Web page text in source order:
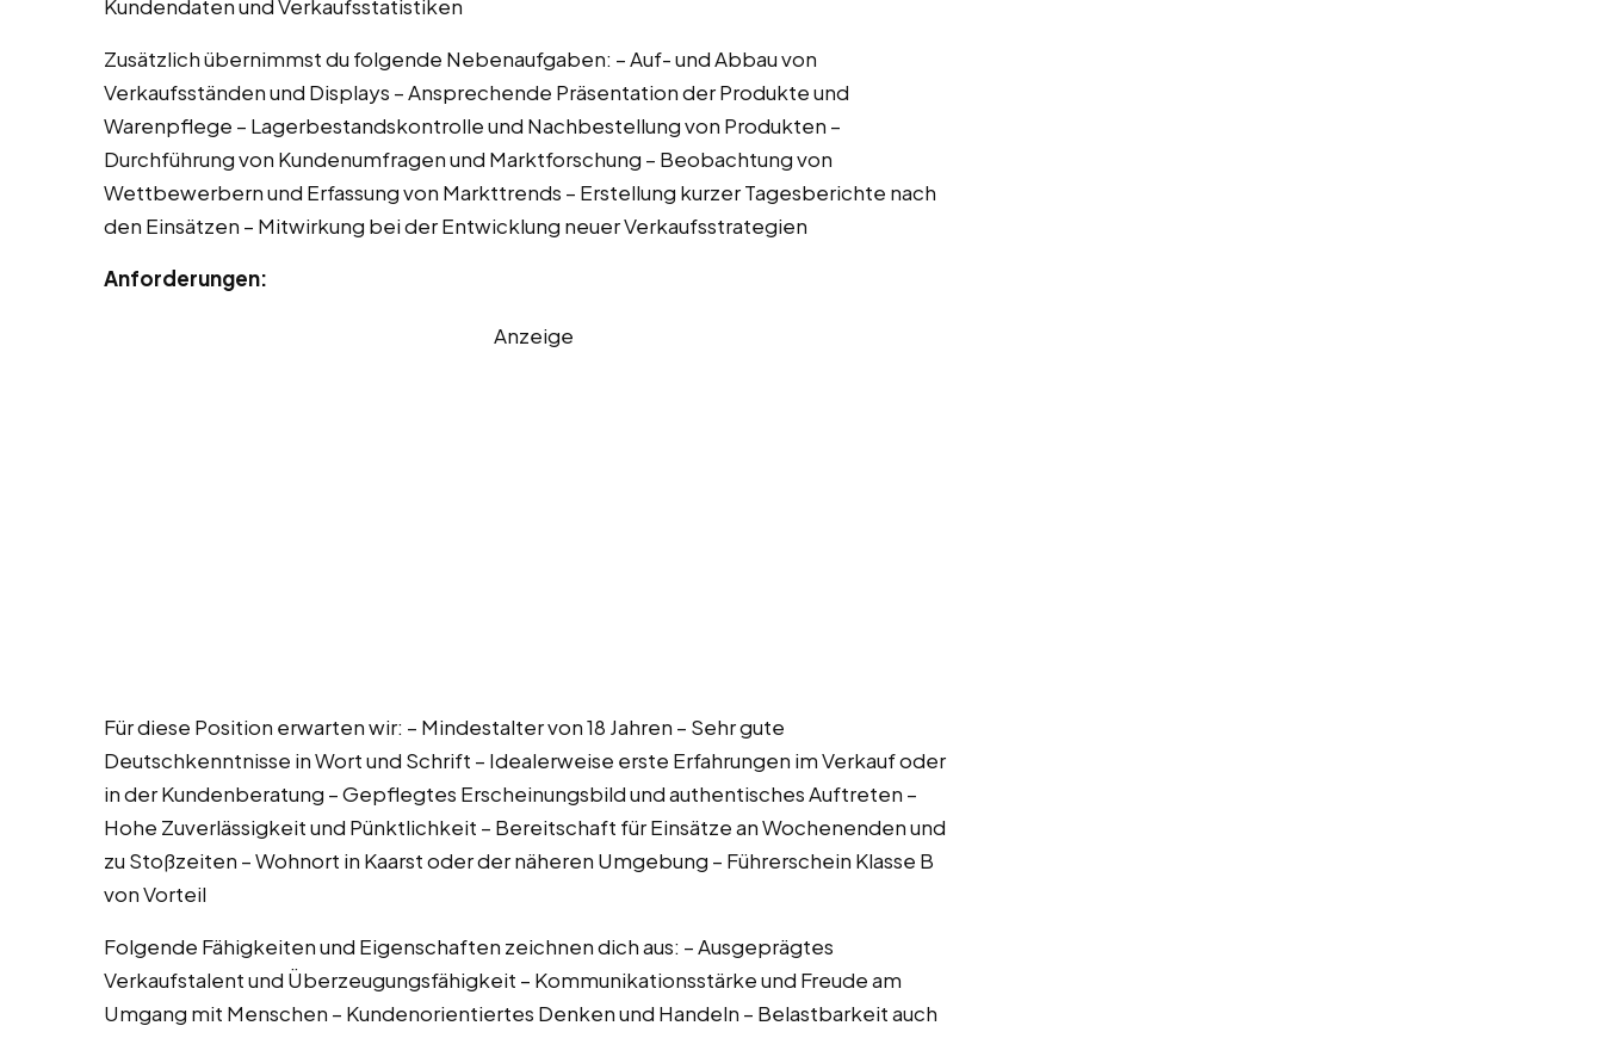
Kundendaten und Verkaufsstatistiken
Zusätzlich übernimmst du folgende Nebenaufgaben: – Auf- und Abbau von
Verkaufsständen und Displays – Ansprechende Präsentation der Produkte und
Warenpflege – Lagerbestandskontrolle und Nachbestellung von Produkten –
Durchführung von Kundenumfragen und Marktforschung – Beobachtung von
Wettbewerbern und Erfassung von Markttrends – Erstellung kurzer Tagesberichte nach
den Einsätzen – Mitwirkung bei der Entwicklung neuer Verkaufsstrategien
Anforderungen:
Anzeige
Für diese Position erwarten wir: – Mindestalter von 18 Jahren – Sehr gute
Deutschkenntnisse in Wort und Schrift – Idealerweise erste Erfahrungen im Verkauf oder
in der Kundenberatung – Gepflegtes Erscheinungsbild und authentisches Auftreten –
Hohe Zuverlässigkeit und Pünktlichkeit – Bereitschaft für Einsätze an Wochenenden und
zu Stoßzeiten – Wohnort in Kaarst oder der näheren Umgebung – Führerschein Klasse B
von Vorteil
Folgende Fähigkeiten und Eigenschaften zeichnen dich aus: – Ausgeprägtes
Verkaufstalent und Überzeugungsfähigkeit – Kommunikationsstärke und Freude am
Umgang mit Menschen – Kundenorientiertes Denken und Handeln – Belastbarkeit auch